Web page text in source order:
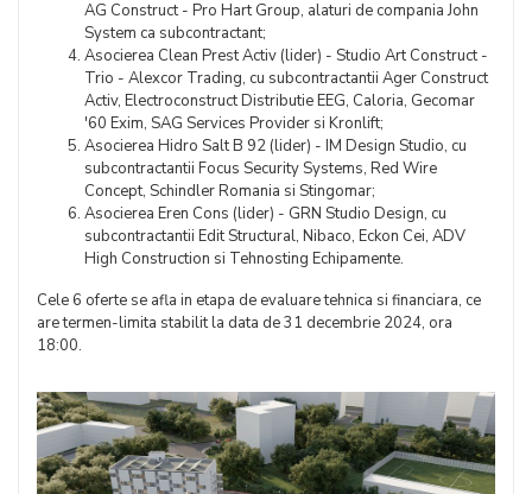
AG Construct - Pro Hart Group, alaturi de compania John
System ca subcontractant;
Asocierea Clean Prest Activ (lider) - Studio Art Construct -
Trio - Alexcor Trading, cu subcontractantii Ager Construct
Activ, Electroconstruct Distributie EEG, Caloria, Gecomar
'60 Exim, SAG Services Provider si Kronlift;
Asocierea Hidro Salt B 92 (lider) - IM Design Studio, cu
subcontractantii Focus Security Systems, Red Wire
Concept, Schindler Romania si Stingomar;
Asocierea Eren Cons (lider) - GRN Studio Design, cu
subcontractantii Edit Structural, Nibaco, Eckon Cei, ADV
High Construction si Tehnosting Echipamente.
Cele 6 oferte se afla in etapa de evaluare tehnica si financiara, ce
are termen-limita stabilit la data de 31 decembrie 2024, ora
18:00.